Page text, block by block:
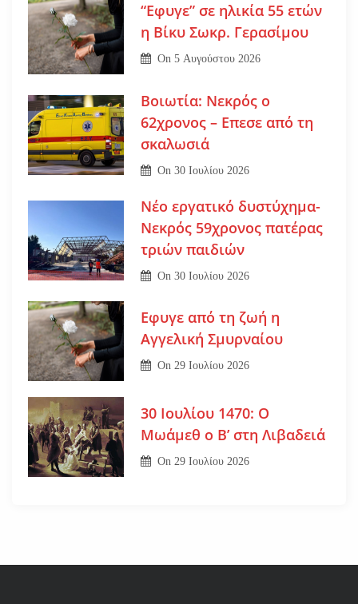
“Εφυγε” σε ηλικία 55 ετών
η Βίκυ Σωκρ. Γερασίμου
On5 Αυγούστου 2026
Βοιωτία: Νεκρός ο
62χρονος – Επεσε από τη
σκαλωσιά
On30 Ιουλίου 2026
Νέο εργατικό δυστύχημα-
Νεκρός 59χρονος πατέρας
τριών παιδιών
On30 Ιουλίου 2026
Εφυγε από τη ζωή η
Αγγελική Σμυρναίου
On29 Ιουλίου 2026
30 Ιουλίου 1470: Ο
Μωάμεθ ο Β’ στη Λιβαδειά
On29 Ιουλίου 2026